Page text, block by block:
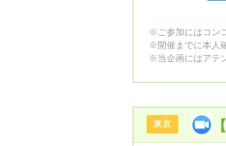
※ご参加にはコン
※開催までに本人
※当企画にはアテ
東京